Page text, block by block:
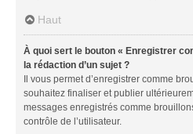
Haut
À quoi sert le bouton « Enregistrer
la rédaction d’un sujet ?
Il vous permet d’enregistrer comme
souhaitez finaliser et publier
messages enregistrés comme
contrôle de l’utilisateur.